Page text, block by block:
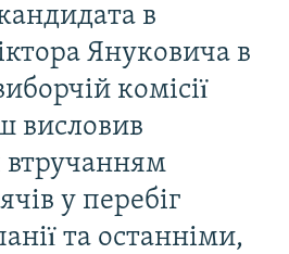
в
Януковича в
комiсiï
висловив
втручанням
у перебiг
та останнiми,